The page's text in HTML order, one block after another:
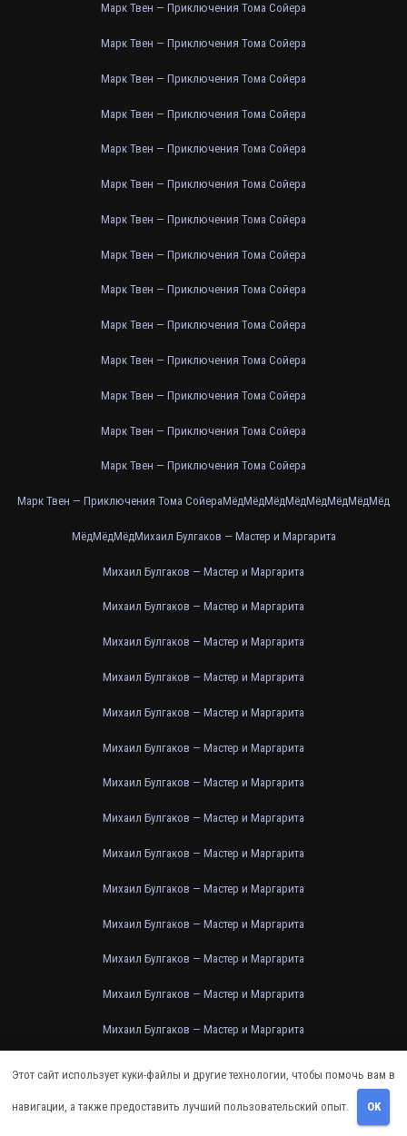
Марк Твен — Приключения Тома Сойера
Марк Твен — Приключения Тома Сойера
Марк Твен — Приключения Тома Сойера
Марк Твен — Приключения Тома Сойера
Марк Твен — Приключения Тома Сойера
Марк Твен — Приключения Тома Сойера
Марк Твен — Приключения Тома Сойера
Марк Твен — Приключения Тома Сойера
Марк Твен — Приключения Тома Сойера
Марк Твен — Приключения Тома Сойера
Марк Твен — Приключения Тома Сойера
Марк Твен — Приключения Тома Сойера
Марк Твен — Приключения Тома Сойера
Марк Твен — Приключения Тома Сойера
Марк Твен — Приключения Тома СойераМёдМёдМёдМёдМёдМёдМёдМёд
МёдМёдМёдМихаил Булгаков — Мастер и Маргарита
Михаил Булгаков — Мастер и Маргарита
Михаил Булгаков — Мастер и Маргарита
Михаил Булгаков — Мастер и Маргарита
Михаил Булгаков — Мастер и Маргарита
Михаил Булгаков — Мастер и Маргарита
Михаил Булгаков — Мастер и Маргарита
Михаил Булгаков — Мастер и Маргарита
Михаил Булгаков — Мастер и Маргарита
Михаил Булгаков — Мастер и Маргарита
Михаил Булгаков — Мастер и Маргарита
Михаил Булгаков — Мастер и Маргарита
Михаил Булгаков — Мастер и Маргарита
Михаил Булгаков — Мастер и Маргарита
Михаил Булгаков — Мастер и Маргарита
Михаил Булгаков — Мастер и Маргарита
Этот сайт использует куки-файлы и другие технологии, чтобы помочь вам в
навигации, а также предоставить лучший пользовательский опыт. OK